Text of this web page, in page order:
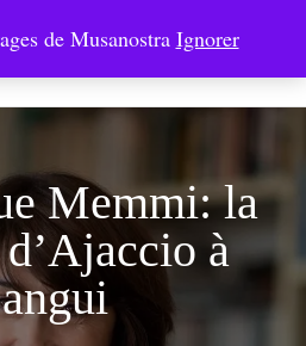
de Musanostra Ignorer
Memmi: la
à